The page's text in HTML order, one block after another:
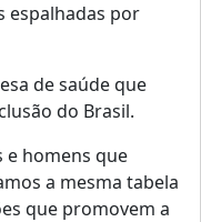
espalhadas por
de saúde que
do Brasil.
e homens que
a mesma tabela
que promovem a